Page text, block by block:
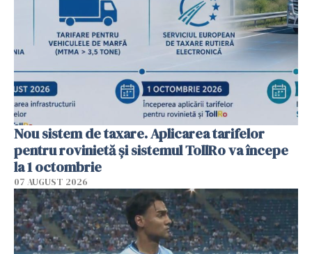
Nou sistem de taxare. Aplicarea tarifelor
pentru rovinietă şi sistemul TollRo va începe
la 1 octombrie
07 AUGUST 2026